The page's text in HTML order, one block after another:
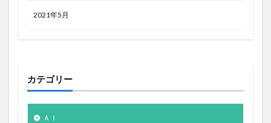
2021年5月
カテゴリー
ＡＩ